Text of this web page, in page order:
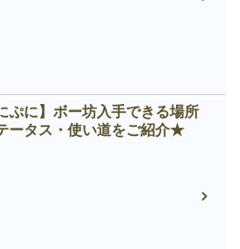
ぷに】ボー坊入手できる場所
ータス・使い道をご紹介★